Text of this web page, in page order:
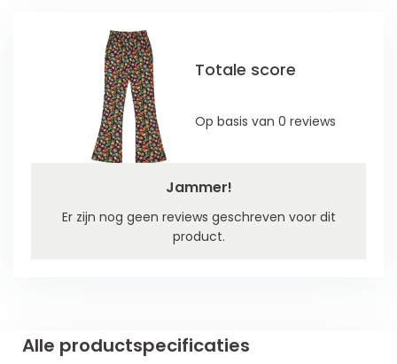
Jammer!
Er zijn nog geen reviews geschreven voor dit
product.
Totale score
Op basis van 0 reviews
Alle productspecificaties